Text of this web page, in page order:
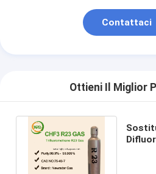
Contattaci
Ottieni Il Miglior